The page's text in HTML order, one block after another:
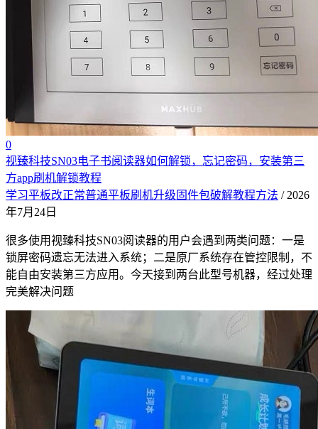
0
视臻科技SN03电子书阅读器如何解锁，忘记密码，安装第三
方app刷机解锁教程
学习平板改正常普通平板刷机升级固件包破解教程方法 / 2026
年7月24日
很多使用视臻科技SN03阅读器的用户会遇到两类问题：一是
锁屏密码遗忘无法进入系统；二是原厂系统存在管控限制，不
能自由安装第三方应用。今天接到两台此型号机器，经过处理
完美解决问题